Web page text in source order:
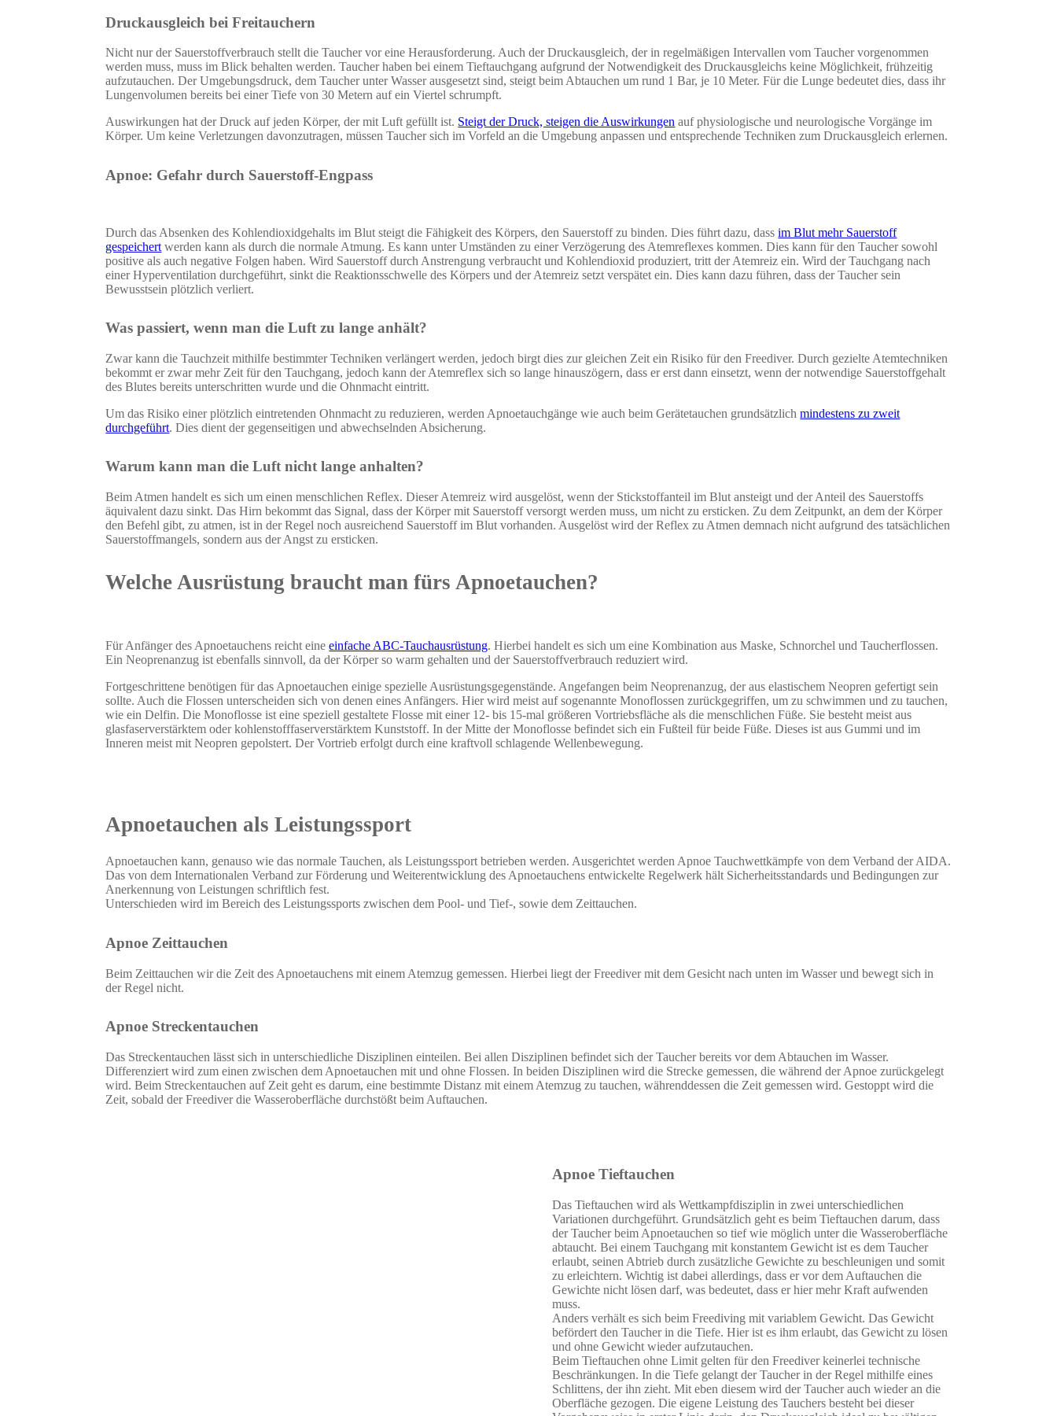
Druckausgleich bei Freitauchern
Nicht nur der Sauerstoffverbrauch stellt die Taucher vor eine Herausforderung. Auch der Druckausgleich, der in regelmäßigen Intervallen vom Taucher vorgenommen
werden muss, muss im Blick behalten werden. Taucher haben bei einem Tieftauchgang aufgrund der Notwendigkeit des Druckausgleichs keine Möglichkeit, frühzeitig
aufzutauchen. Der Umgebungsdruck, dem Taucher unter Wasser ausgesetzt sind, steigt beim Abtauchen um rund 1 Bar, je 10 Meter. Für die Lunge bedeutet dies, dass ihr
Lungenvolumen bereits bei einer Tiefe von 30 Metern auf ein Viertel schrumpft.
Auswirkungen hat der Druck auf jeden Körper, der mit Luft gefüllt ist. Steigt der Druck, steigen die Auswirkungen auf physiologische und neurologische Vorgänge im
Körper. Um keine Verletzungen davonzutragen, müssen Taucher sich im Vorfeld an die Umgebung anpassen und entsprechende Techniken zum Druckausgleich erlernen.
Apnoe: Gefahr durch Sauerstoff-Engpass
Durch das Absenken des Kohlendioxidgehalts im Blut steigt die Fähigkeit des Körpers, den Sauerstoff zu binden. Dies führt dazu, dassim Blut mehr Sauerstoff
gespeichert werden kann als durch die normale Atmung. Es kann unter Umständen zu einer Verzögerung des Atemreflexes kommen. Dies kann für den Taucher sowohl
positive als auch negative Folgen haben. Wird Sauerstoff durch Anstrengung verbraucht und Kohlendioxid produziert, tritt der Atemreiz ein. Wird der Tauchgang nach
einer Hyperventilation durchgeführt, sinkt die Reaktionsschwelle des Körpers und der Atemreiz setzt verspätet ein. Dies kann dazu führen, dass der Taucher sein
Bewusstsein plötzlich verliert.
Was passiert, wenn man die Luft zu lange anhält?
Zwar kann die Tauchzeit mithilfe bestimmter Techniken verlängert werden, jedoch birgt dies zur gleichen Zeit ein Risiko für den Freediver. Durch gezielte Atemtechniken
bekommt er zwar mehr Zeit für den Tauchgang, jedoch kann der Atemreflex sich so lange hinauszögern, dass er erst dann einsetzt, wenn der notwendige Sauerstoffgehalt
des Blutes bereits unterschritten wurde und die Ohnmacht eintritt.
Um das Risiko einer plötzlich eintretenden Ohnmacht zu reduzieren, werden Apnoetauchgänge wie auch beim Gerätetauchen grundsätzlichmindestens zu zweit
durchgeführt. Dies dient der gegenseitigen und abwechselnden Absicherung.
Warum kann man die Luft nicht lange anhalten?
Beim Atmen handelt es sich um einen menschlichen Reflex. Dieser Atemreiz wird ausgelöst, wenn der Stickstoffanteil im Blut ansteigt und der Anteil des Sauerstoffs
äquivalent dazu sinkt. Das Hirn bekommt das Signal, dass der Körper mit Sauerstoff versorgt werden muss, um nicht zu ersticken. Zu dem Zeitpunkt, an dem der Körper
den Befehl gibt, zu atmen, ist in der Regel noch ausreichend Sauerstoff im Blut vorhanden. Ausgelöst wird der Reflex zu Atmen demnach nicht aufgrund des tatsächlichen
Sauerstoffmangels, sondern aus der Angst zu ersticken.
Welche Ausrüstung braucht man fürs Apnoetauchen?
Für Anfänger des Apnoetauchens reicht eineeinfache ABC-Tauchausrüstung. Hierbei handelt es sich um eine Kombination aus Maske, Schnorchel und Taucherflossen.
Ein Neoprenanzug ist ebenfalls sinnvoll, da der Körper so warm gehalten und der Sauerstoffverbrauch reduziert wird.
Fortgeschrittene benötigen für das Apnoetauchen einige spezielle Ausrüstungsgegenstände. Angefangen beim Neoprenanzug, der aus elastischem Neopren gefertigt sein
sollte. Auch die Flossen unterscheiden sich von denen eines Anfängers. Hier wird meist auf sogenannte Monoflossen zurückgegriffen, um zu schwimmen und zu tauchen,
wie ein Delfin. Die Monoflosse ist eine speziell gestaltete Flosse mit einer 12- bis 15-mal größeren Vortriebsfläche als die menschlichen Füße. Sie besteht meist aus
glasfaserverstärktem oder kohlenstofffaserverstärktem Kunststoff. In der Mitte der Monoflosse befindet sich ein Fußteil für beide Füße. Dieses ist aus Gummi und im
Inneren meist mit Neopren gepolstert. Der Vortrieb erfolgt durch eine kraftvoll schlagende Wellenbewegung.
Apnoetauchen als Leistungssport
Apnoetauchen kann, genauso wie das normale Tauchen, als Leistungssport betrieben werden. Ausgerichtet werden Apnoe Tauchwettkämpfe von dem Verband der AIDA.
Das von dem Internationalen Verband zur Förderung und Weiterentwicklung des Apnoetauchens entwickelte Regelwerk hält Sicherheitsstandards und Bedingungen zur
Anerkennung von Leistungen schriftlich fest.
Unterschieden wird im Bereich des Leistungssports zwischen dem Pool- und Tief-, sowie dem Zeittauchen.
Apnoe Zeittauchen
Beim Zeittauchen wir die Zeit des Apnoetauchens mit einem Atemzug gemessen. Hierbei liegt der Freediver mit dem Gesicht nach unten im Wasser und bewegt sich in
der Regel nicht.
Apnoe Streckentauchen
Das Streckentauchen lässt sich in unterschiedliche Disziplinen einteilen. Bei allen Disziplinen befindet sich der Taucher bereits vor dem Abtauchen im Wasser.
Differenziert wird zum einen zwischen dem Apnoetauchen mit und ohne Flossen. In beiden Disziplinen wird die Strecke gemessen, die während der Apnoe zurückgelegt
wird. Beim Streckentauchen auf Zeit geht es darum, eine bestimmte Distanz mit einem Atemzug zu tauchen, währenddessen die Zeit gemessen wird. Gestoppt wird die
Zeit, sobald der Freediver die Wasseroberfläche durchstößt beim Auftauchen.
Apnoe Tieftauchen
Das Tieftauchen wird als Wettkampfdisziplin in zwei unterschiedlichen
Variationen durchgeführt. Grundsätzlich geht es beim Tieftauchen darum, dass
der Taucher beim Apnoetauchen so tief wie möglich unter die Wasseroberfläche
abtaucht. Bei einem Tauchgang mit konstantem Gewicht ist es dem Taucher
erlaubt, seinen Abtrieb durch zusätzliche Gewichte zu beschleunigen und somit
zu erleichtern. Wichtig ist dabei allerdings, dass er vor dem Auftauchen die
Gewichte nicht lösen darf, was bedeutet, dass er hier mehr Kraft aufwenden
muss.
Anders verhält es sich beim Freediving mit variablem Gewicht. Das Gewicht
befördert den Taucher in die Tiefe. Hier ist es ihm erlaubt, das Gewicht zu lösen
und ohne Gewicht wieder aufzutauchen.
Beim Tieftauchen ohne Limit gelten für den Freediver keinerlei technische
Beschränkungen. In die Tiefe gelangt der Taucher in der Regel mithilfe eines
Schlittens, der ihn zieht. Mit eben diesem wird der Taucher auch wieder an die
Oberfläche gezogen. Die eigene Leistung des Tauchers besteht bei dieser